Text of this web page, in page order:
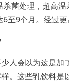
菌处理，超高
至9个月。经过更
少人会以为这是
样。这些乳饮料